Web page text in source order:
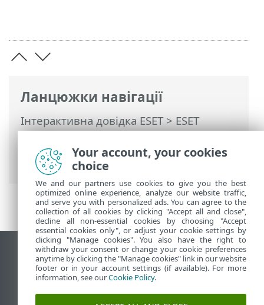
Ланцюжки навігації
Інтерактивна довідка ESET>ESET
Internet Security>Додаткові
параметри>Інтерфейс користувача>
Елементи інтерфейсу користувача
Переглянути повну версію
End of Life
База знань ESET
Форум ESET
Your account, your cookies
choice
We and our partners use cookies to give you the best
optimized online experience, analyze our website traffic,
and serve you with personalized ads. You can agree to the
collection of all cookies by clicking "Accept all and close",
decline all non-essential cookies by choosing "Accept
essential cookies only", or adjust your cookie settings by
clicking "Manage cookies". You also have the right to
withdraw your consent or change your cookie preferences
anytime by clicking the "Manage cookies" link in our website
footer or in your account settings (if available). For more
information, see ourCookie Policy.